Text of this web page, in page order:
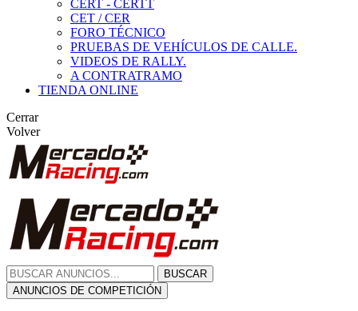
CERT - CERTT
CET / CER
FORO TÉCNICO
PRUEBAS DE VEHÍCULOS DE CALLE.
VIDEOS DE RALLY.
A CONTRATRAMO
TIENDA ONLINE
Cerrar
Volver
BUSCAR
ANUNCIOS DE COMPETICIÓN